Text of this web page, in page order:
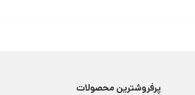
پرفروشترین محصولات